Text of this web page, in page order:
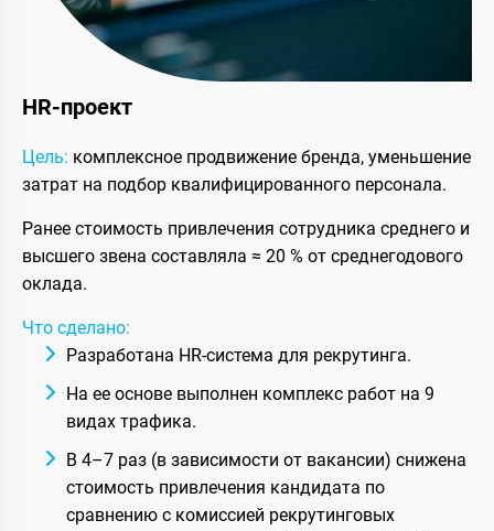
HR-проект
Цель: комплексное продвижение бренда, уменьшение
затрат на подбор квалифицированного персонала.
Ранее стоимость привлечения сотрудника среднего и
высшего звена составляла ≈ 20 % от среднегодового
оклада.
Что сделано:
Разработана HR-система для рекрутинга.
На ее основе выполнен комплекс работ на 9
видах трафика.
В 4–7 раз (в зависимости от вакансии) снижена
стоимость привлечения кандидата по
сравнению с комиссией рекрутинговых